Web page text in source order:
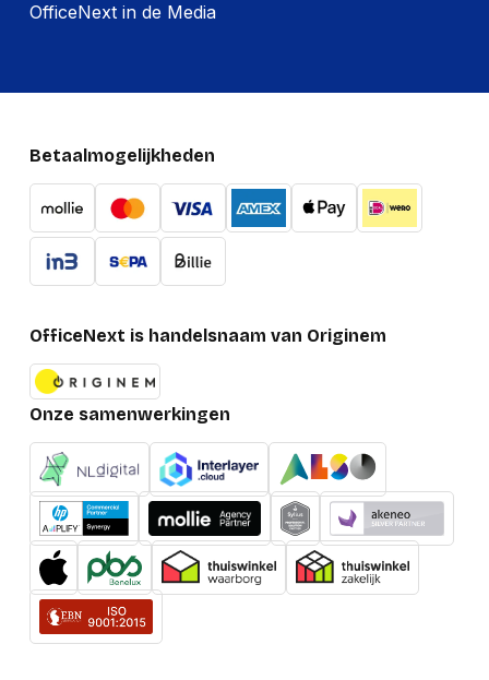
OfficeNext in de Media
Betaalmogelijkheden
OfficeNext is handelsnaam van Originem
Onze samenwerkingen